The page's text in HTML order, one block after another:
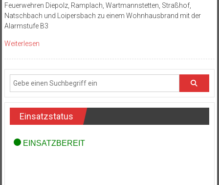
Feuerwehren Diepolz, Ramplach, Wartmannstetten, Straßhof,
Natschbach und Loipersbach zu einem Wohnhausbrand mit der
Alarmstufe B3
Weiterlesen
Einsatzstatus